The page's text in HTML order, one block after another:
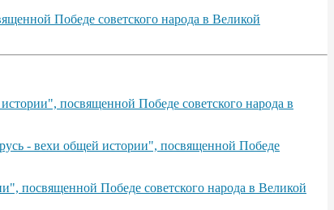
Победе советского народа в Великой
посвященной Победе советского народа в
- вехи общей истории", посвященной Победе
посвященной Победе советского народа в Великой